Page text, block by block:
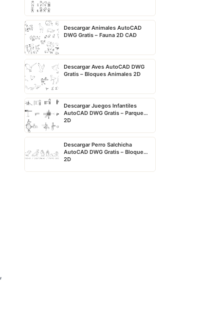
Descargar Animales AutoCAD
DWG Gratis – Fauna 2D CAD
Descargar Aves AutoCAD DWG
Gratis – Bloques Animales 2D
Descargar Juegos Infantiles
AutoCAD DWG Gratis – Parque
2D
Descargar Perro Salchicha
AutoCAD DWG Gratis – Bloque
2D